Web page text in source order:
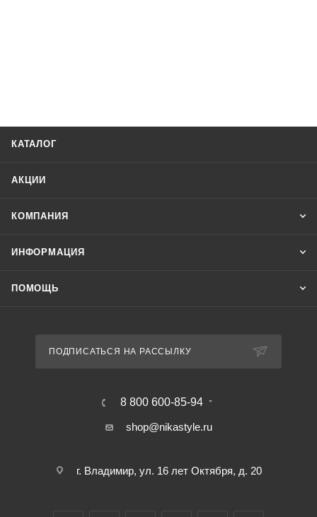
КАТАЛОГ
АКЦИИ
КОМПАНИЯ
ИНФОРМАЦИЯ
ПОМОЩЬ
ПОДПИСАТЬСЯ НА РАССЫЛКУ
8 800 600-85-94
shop@nikastyle.ru
г. Владимир, ул. 16 лет Октября, д. 20